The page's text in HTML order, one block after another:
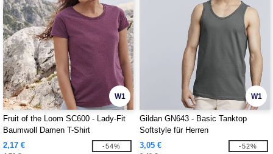
W1
Fruit of the Loom SC600 - Lady-Fit
Baumwoll Damen T-Shirt
2,17 €
-54%
W1
Gildan GN643 - Basic Tanktop
Softstyle für Herren
3,05 €
-52%